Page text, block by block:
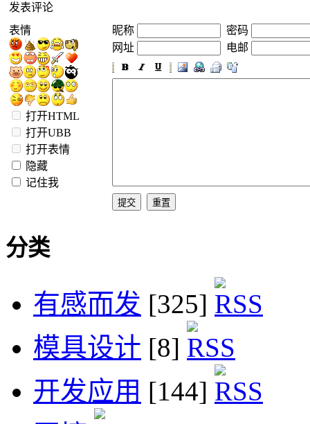
发表评论
表情
打开HTML
打开UBB
打开表情
隐藏
记住我
昵称
密码
网址
电邮
分类
有感而发 [325]
模具设计 [8]
开发应用 [144]